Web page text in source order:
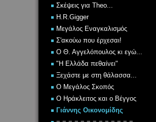
Σκέψεις για Theo...
H.R.Gigger
Μεγάλος Εναγκαλισμός
Σ'ακούω που έρχεσαι!
Ο Θ. Αγγελόπουλος κι εγώ...
"Η Ελλάδα πεθαίνει"
Ξεχάστε με στη θάλασσα...
Ο Μεγάλος Σκοπός
Ο Ηράκλειτος και ο Βέγγος
Γιάννης Οικονομίδης